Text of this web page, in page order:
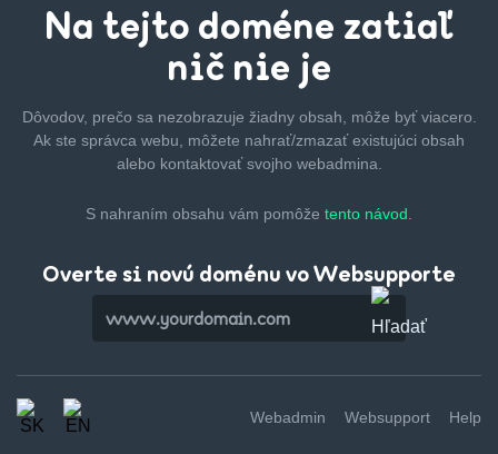
Na tejto doméne zatiaľ
nič nie je
Dôvodov, prečo sa nezobrazuje žiadny obsah, môže byťviacero.
Ak ste správca webu, môžete nahrať/zmazaťexistujúci obsah
alebo kontaktovať svojho webadmina.
S nahraním obsahu vám pomôže tento návod.
Overte si novú doménu vo Websupporte
Webadmin Websupport Help